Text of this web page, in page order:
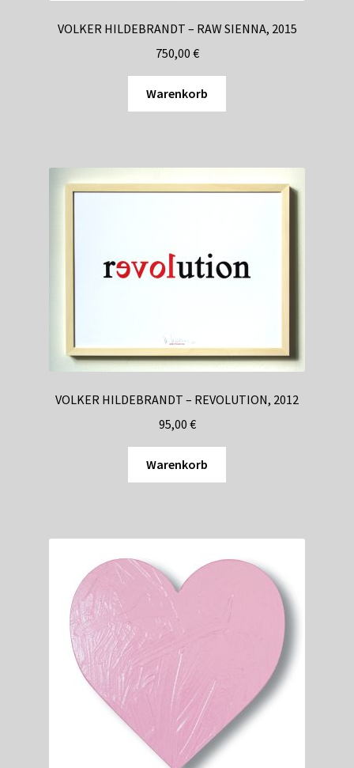
VOLKER HILDEBRANDT – RAW SIENNA, 2015
750,00 €
Warenkorb
VOLKER HILDEBRANDT – REVOLUTION, 2012
95,00 €
Warenkorb